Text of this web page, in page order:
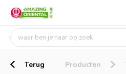
Terug Producten